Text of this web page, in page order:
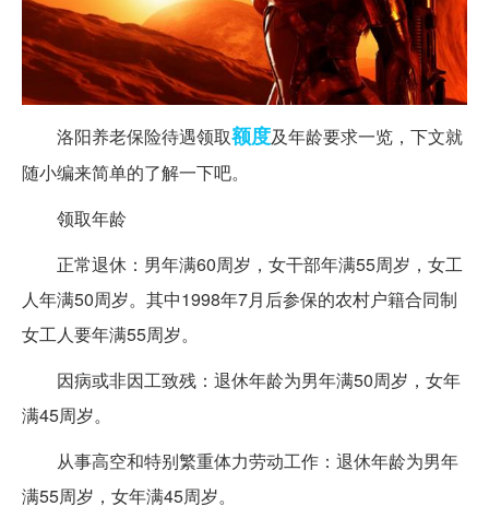
洛阳养老保险待遇领取额度及年龄要求一览，下文就
随小编来简单的了解一下吧。
领取年龄
正常退休：男年满60周岁，女干部年满55周岁，女工
人年满50周岁。其中1998年7月后参保的农村户籍合同制
女工人要年满55周岁。
因病或非因工致残：退休年龄为男年满50周岁，女年
满45周岁。
从事高空和特别繁重体力劳动工作：退休年龄为男年
满55周岁，女年满45周岁。